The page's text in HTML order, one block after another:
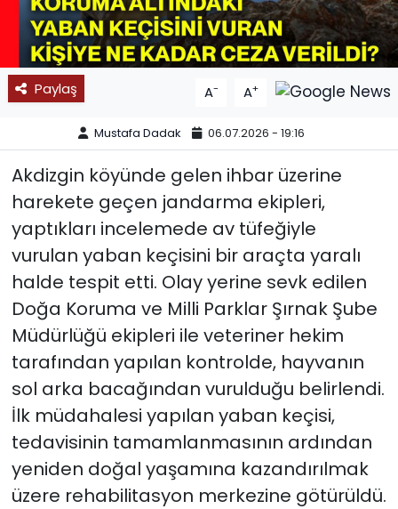
Paylaş A- A+
Mustafa Dadak 06.07.2026 - 19:16
Akdizgin köyünde gelen ihbar üzerine
harekete geçen jandarma ekipleri,
yaptıkları incelemede av tüfeğiyle
vurulan yaban keçisini bir araçta yaralı
halde tespit etti. Olay yerine sevk edilen
Doğa Koruma ve Milli Parklar Şırnak Şube
Müdürlüğü ekipleri ile veteriner hekim
tarafından yapılan kontrolde, hayvanın
sol arka bacağından vurulduğu belirlendi.
İlk müdahalesi yapılan yaban keçisi,
tedavisinin tamamlanmasının ardından
yeniden doğal yaşamına kazandırılmak
üzere rehabilitasyon merkezine götürüldü.